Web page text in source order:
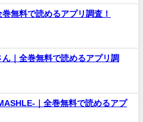
無料で読めるアプリ調査！
｜全巻無料で読めるアプリ調
｜全巻無料で読めるアプ